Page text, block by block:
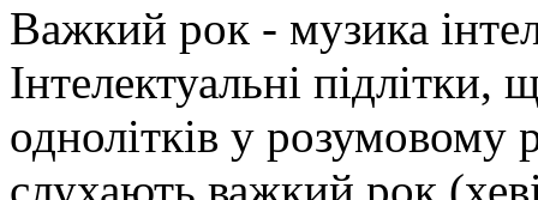
Важкий рок - музика
Інтелектуальні
однолітків у розумовому
слухають важкий рок